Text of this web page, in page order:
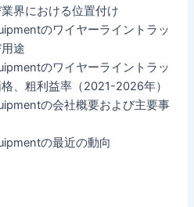
界における位置付け
のワイヤーライントラッ
途
のワイヤーライントラッ
、粗利益率（2021-2026年）
の会社概要および主要事
の最近の動向